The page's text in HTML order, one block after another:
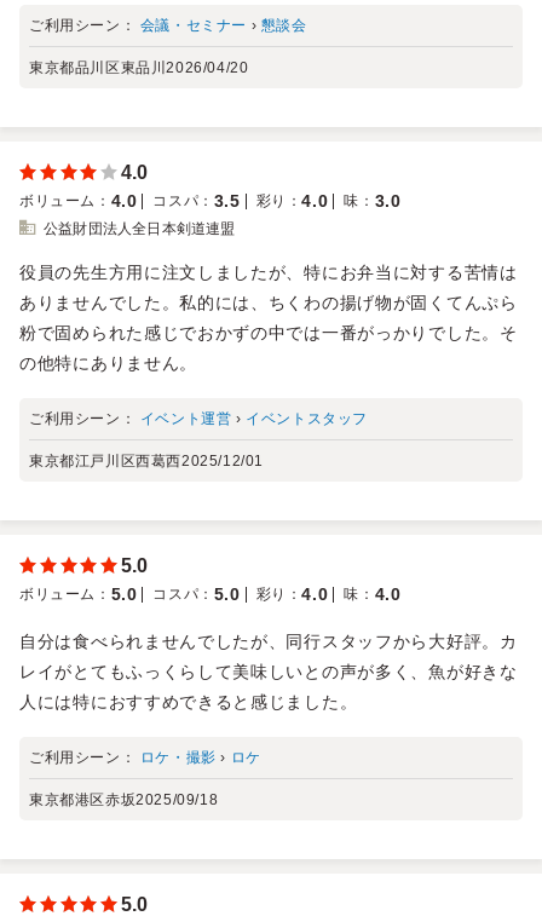
ご利用シーン： 会議・セミナー › 懇談会
東京都品川区東品川2026/04/20
4.0
ボリューム ： 4.0 コスパ ： 3.5 彩り ：4.0 味 ： 3.0
公益財団法人全日本剣道連盟
役員の先生方用に注文しましたが、特にお弁当に対する苦情は
ありませんでした。私的には、ちくわの揚げ物が固くてんぷら
粉で固められた感じでおかずの中では一番がっかりでした。そ
の他特にありません。
ご利用シーン： イベント運営 › イベントスタッフ
東京都江戸川区西葛西2025/12/01
5.0
ボリューム ： 5.0 コスパ ： 5.0 彩り ：4.0 味 ： 4.0
自分は食べられませんでしたが、同行スタッフから大好評。カ
レイがとてもふっくらして美味しいとの声が多く、魚が好きな
人には特におすすめできると感じました。
ご利用シーン： ロケ・撮影 › ロケ
東京都港区赤坂2025/09/18
5.0